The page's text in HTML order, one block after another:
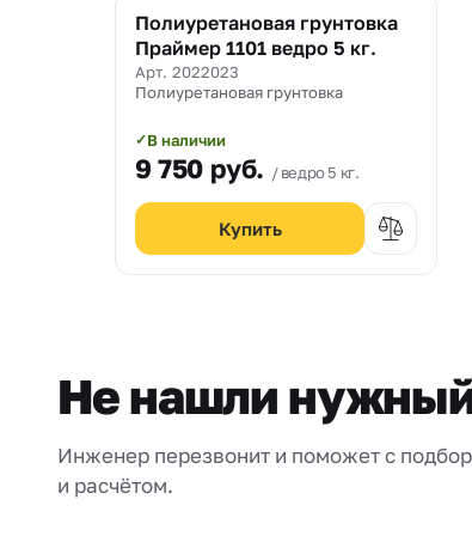
Полиуретановая грунтовка
Праймер 1101 ведро 5 кг.
Арт. 2022023
Полиуретановая грунтовка
✓В наличии
9 750 руб. ведро 5 кг.
Не нашли
Инженер перезвонит и поможет с
и расчётом.